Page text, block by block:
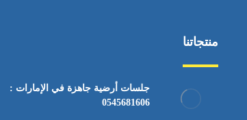
منتجاتنا
جلسات أرضية جاهزة في الإمارات :
0545681606